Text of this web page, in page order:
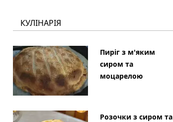
КУЛІНАРІЯ
Пиріг з м'яким
сиром та
моцарелою
Розочки з сиром та